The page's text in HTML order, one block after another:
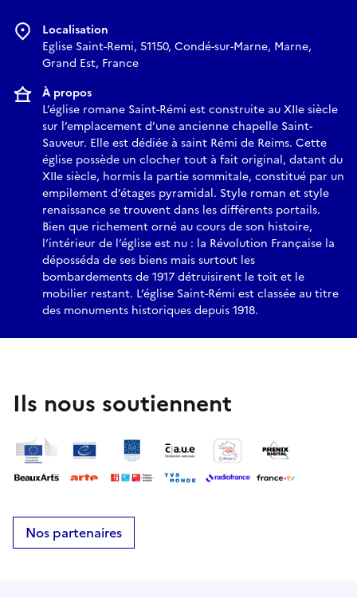
Localisation
Eglise Saint-Remi, 51150, Condé-sur-Marne, Marne,
Grand Est, France
À propos
L’église romane Saint-Rémi est construite au XIIe siècle
sur l’emplacement d’une ancienne chapelle Saint-
Sauveur. Elle est dédiée à saint Rémi de Reims. Cette
église possède un clocher tout à fait original, datant du
XIIe siècle, hormis la partie sommitale, constitué par un
empilement d’étages pyramidal. Style roman et style
renaissance se trouvent dans les différents portails.
Bien que richement orné au cours de son histoire,
l’intérieur de l’église est nu : la Révolution Française la
déposséda de ses biens mais surtout les
bombardements de 1917 détruisirent le toit et le
mobilier restant. L’église Saint-Rémi est classée au titre
des monuments historiques depuis 1918.
Ils nous soutiennent
Nos partenaires